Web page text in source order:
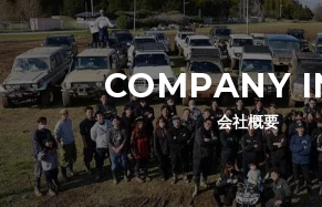
COMPANY
会社概要